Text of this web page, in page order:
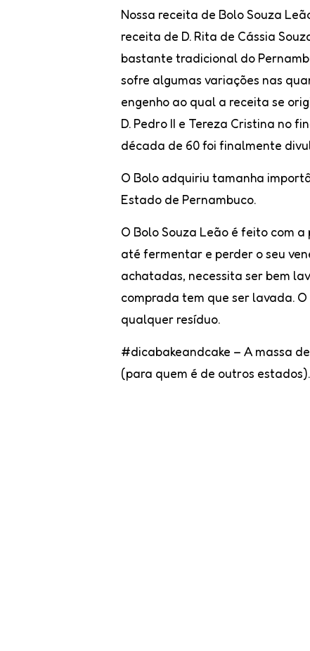
Nossa receita de Bolo Souza
receita de D. Rita de Cássia
bastante tradicional do
sofre algumas variações nas
engenho ao qual a receita se
D. Pedro II e Tereza Cristina no
década de 60 foi finalmente
O Bolo adquiriu tamanha
Estado de Pernambuco.
O Bolo Souza Leão é feito com a
até fermentar e perder o seu
achatadas, necessita ser bem
comprada tem que ser lavada.
qualquer resíduo.
#dicabakeandcake – A massa
(para quem é de outros estados).